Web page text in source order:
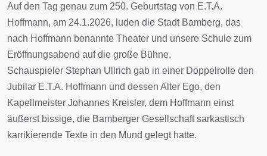
Auf den Tag genau zum 250. Geburtstag von E.T.A.
Hoffmann, am 24.1.2026, luden die Stadt Bamberg, das
nach Hoffmann benannte Theater und unsere Schule zum
Eröffnungsabend auf die große Bühne.
Schauspieler Stephan Ullrich gab in einer Doppelrolle den
Jubilar E.T.A. Hoffmann und dessen Alter Ego, den
Kapellmeister Johannes Kreisler, dem Hoffmann einst
äußerst bissige, die Bamberger Gesellschaft sarkastisch
karrikierende Texte in den Mund gelegt hatte.